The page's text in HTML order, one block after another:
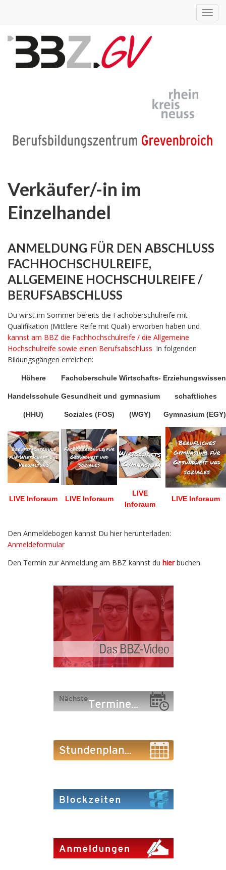
Verkäufer/-in im
Einzelhandel
ANMELDUNG FÜR DEN ABSCHLUSS
FACHHOCHSCHULREIFE,
ALLGEMEINE HOCHSCHULREIFE /
BERUFSABSCHLUSS
Du wirst im Sommer bereits die Fachoberschulreife mit
Qualifikation (Mittlere Reife mit Quali) erworben haben und
kannst am BBZ die Fachhochschulreife / die Allgemeine
Hochschulreife sowie einen Berufsabschluss in folgenden
Bildungsgängen erreichen:
Höhere
Handelsschule
(HHU)
Fachoberschule
Gesundheit und
Soziales (FOS)
Wirtschafts-
gymnasium
(WGY)
schaftliches
Gymnasium (EGY)
LIVE Inforaum LIVE Inforaum
LIVE
Inforaum
LIVE Inforaum
Den Anmeldebogen kannst Du hier herunterladen:
Anmeldeformular
Den Termin zur Anmeldung am BBZ kannst du hier buchen.